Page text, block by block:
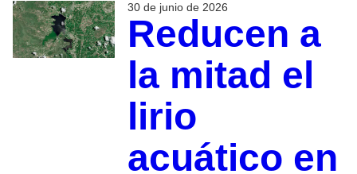
30 de junio de 2026
Reducen a
la mitad el
lirio
acuático en